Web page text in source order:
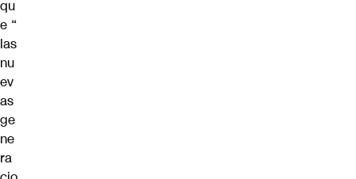
qu
e “
las
nu
ev
as
ge
ne
ra